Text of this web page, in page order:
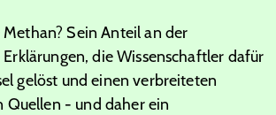
Sein Anteil an der
die Wissenschaftler dafür
gelöst und einen verbreiteten
Quellen - und daher ein